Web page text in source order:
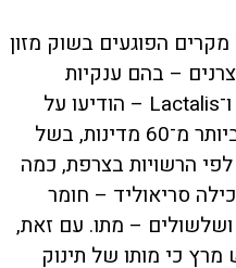
הפוגעים בשוק מזון
– בהם ענקיות
אירופיות כמו Nestle, Danone ו־Lactalis – הודיעו על
החזרת תחליפי חלב לתינוקות ביותר מ־60 מדינות, בשל
הרשויות בצרפת, כמה
סריאוליד – חומר
– מתו. עם זאת,
כי מותו של תינוק